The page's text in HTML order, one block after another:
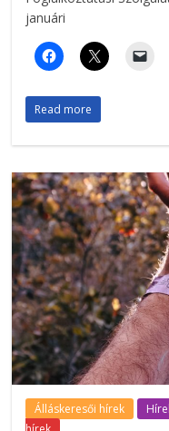
januári
Read more
Álláskeresői hírek